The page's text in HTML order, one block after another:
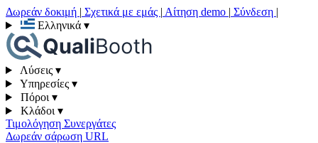
Δωρεάν δοκιμή | Σχετικά με εμάς | Αίτηση demo | Σύνδεση |
Ελληνικά ▾
Λύσεις ▾
Υπηρεσίες ▾
Πόροι ▾
Κλάδοι ▾
Τιμολόγηση Συνεργάτες
Δωρεάν σάρωση URL